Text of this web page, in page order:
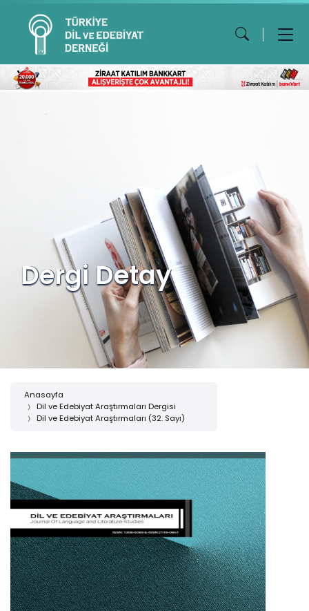
Dergi Detay
Anasayfa
Dil ve Edebiyat Araştırmaları Dergisi
Dil ve Edebiyat Araştırmaları (32. Sayı)